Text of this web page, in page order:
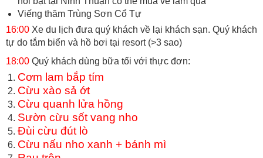
Viếng thăm Trùng Sơn Cổ Tự
16:00 Xe du lịch đưa quý khách về lại khách sạn. Quý khách
tự do tắm biển và hồ bơi tại resort (>3 sao)
18:00 Quý khách dùng bữa tối với thực đơn:
Cơm lam bắp tím
Cừu xào sả ớt
Cừu quanh lửa hồng
Sườn cừu sốt vang nho
Đùi cừu đút lò
Cừu nấu nho xanh + bánh mì